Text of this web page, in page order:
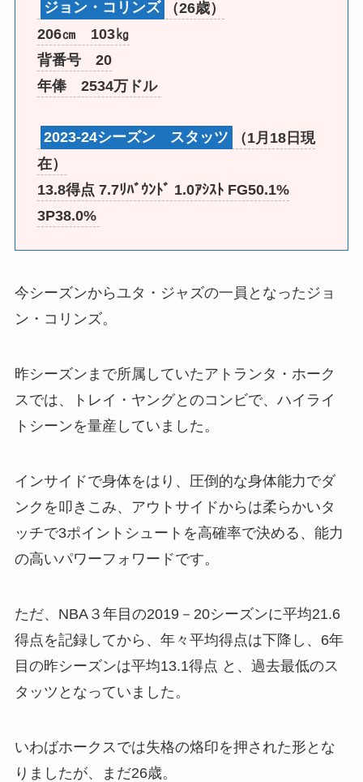
ジョン・コリンズ
（26歳）
206㎝ 103㎏
背番号 20
年俸 2534万ドル
2023-24シーズン スタッツ
（1月18日現
在）
13.8得点 7.7ﾘﾊﾞｳﾝﾄﾞ 1.0ｱｼｽﾄ FG50.1%
3P38.0%
今シーズンからユタ・ジャズの一員となったジョ
ン・コリンズ。
昨シーズンまで所属していたアトランタ・ホーク
スでは、トレイ・ヤングとのコンビで、ハイライ
トシーンを量産していました。
インサイドで身体をはり、圧倒的な身体能力でダ
ンクを叩きこみ、アウトサイドからは柔らかいタ
ッチで3ポイントシュートを高確率で決める、能力
の高いパワーフォワードです。
ただ、NBA３年目の2019－20シーズンに平均21.6
得点を記録してから、年々平均得点は下降し、6年
目の昨シーズンは平均13.1得点 と、過去最低のス
タッツとなっていました。
いわばホークスでは失格の烙印を押された形とな
りましたが、まだ26歳。